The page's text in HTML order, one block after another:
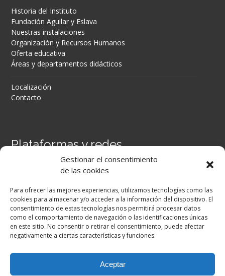
Gestionar el consentimiento
de las cookies
Para ofrecer las mejores experiencias, utilizamos tecnologías como las
cookies para almacenar y/o acceder a la información del dispositivo. El
consentimiento de estas tecnologías nos permitirá procesar datos
como el comportamiento de navegación o las identificaciones únicas
en este sitio. No consentir o retirar el consentimiento, puede afectar
negativamente a ciertas características y funciones.
Aceptar
Historia del Instituto
Fundación Aguilar y Eslava
Nuestras instalaciones
Organización y Recursos Humanos
Oferta educativa
Áreas y departamentos didácticos
Localización
Contacto
Plataformas y redes
Secretaría Virtual
Facebook